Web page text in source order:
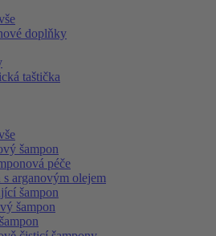
doplňky
taštička
šampon
péče
s arganovým olejem
šampon
šampon